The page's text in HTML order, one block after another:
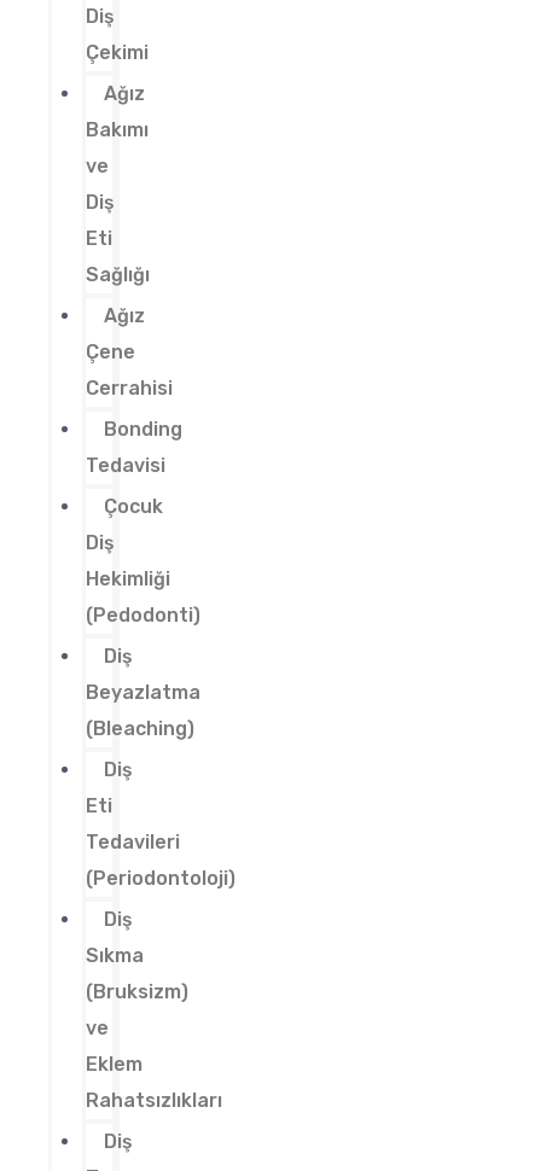
Diş
Çekimi
Ağız
Bakımı
ve
Diş
Eti
Sağlığı
Ağız
Çene
Cerrahisi
Bonding
Tedavisi
Çocuk
Diş
Hekimliği
(Pedodonti)
Diş
Beyazlatma
(Bleaching)
Diş
Eti
Tedavileri
(Periodontoloji)
Diş
Sıkma
(Bruksizm)
ve
Eklem
Rahatsızlıkları
Diş